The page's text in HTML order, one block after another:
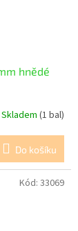
hnědé
Skladem (1 bal)
Do košíku
Kód: 33069